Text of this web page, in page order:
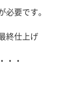
要です。
終仕上げ
・・